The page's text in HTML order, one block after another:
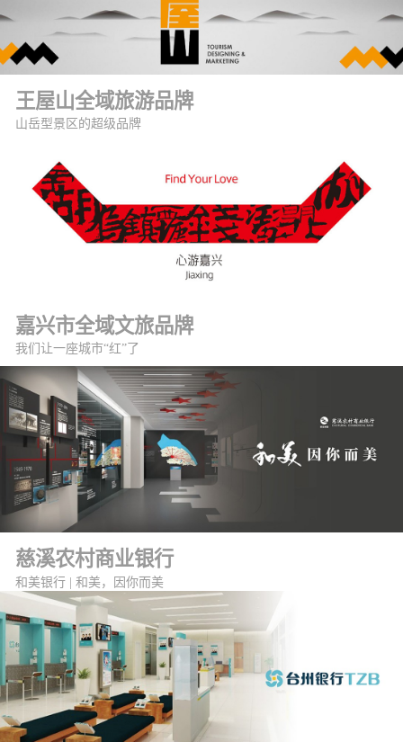
王屋山全域旅游品牌
山岳型景区的超级品牌
嘉兴市全域文旅品牌
我们让一座城市“红”了
慈溪农村商业银行
和美银行 | 和美，因你而美